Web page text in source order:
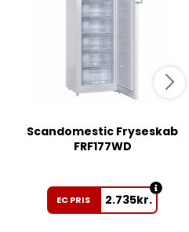
Scandomestic Fryseskab
FRF177WD
EC PRIS 2.735kr.